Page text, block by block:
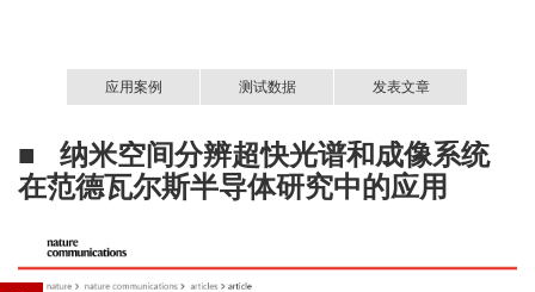
应用案例 测试数据 发表文章
■ 纳米空间分辨超快光谱和成像系统
在范德瓦尔斯半导体研究中的应用
■ 纳米红外超快光谱
neaspec中国用户发表文章超80篇，其中36篇
影响因子>10。
部分文章列表：
●M. B. Lundeberg et al.,Science2017 AOP.